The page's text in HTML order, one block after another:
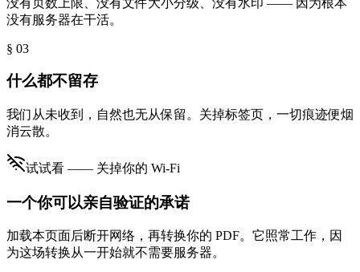
没有服务器在干活。
§ 03
什么都不留存
我们从未收到，自然也无从保留。关掉标签页，一切痕迹便烟
消云散。
试试看 —— 关掉你的 Wi-Fi
一个你可以亲自验证的承诺
加载本页面后断开网络，再转换你的 PDF。它照常工作，因
为这场转换从一开始就不需要服务器。